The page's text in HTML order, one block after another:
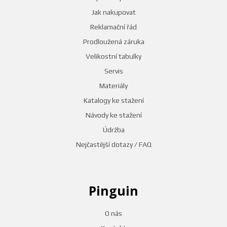
Jak nakupovat
Reklamační řád
Prodloužená záruka
Velikostní tabulky
Servis
Materiály
Katalogy ke stažení
Návody ke stažení
Údržba
Nejčastější dotazy / FAQ
Pinguin
O nás